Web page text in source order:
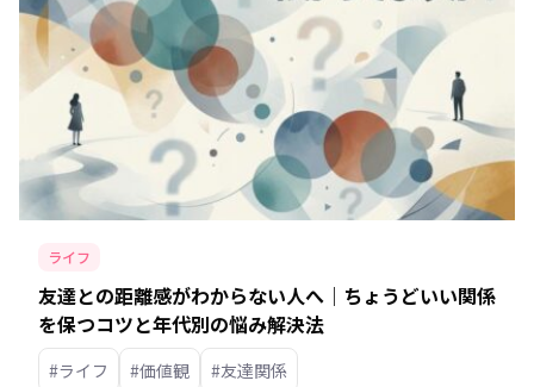
ライフ
友達との距離感がわからない人へ｜ちょうどいい関係
を保つコツと年代別の悩み解決法
#ライフ #価値観 #友達関係